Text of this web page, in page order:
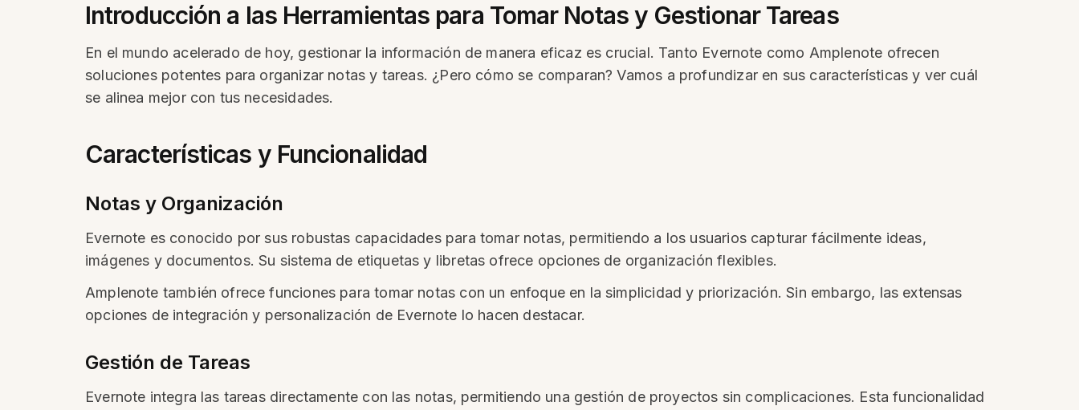
Introducción a las Herramientas para Tomar Notas y Gestionar Tareas
En el mundo acelerado de hoy, gestionar la información de manera eficaz es crucial. Tanto Evernote como Amplenote ofrecen
soluciones potentes para organizar notas y tareas. ¿Pero cómo se comparan? Vamos a profundizar en sus características y ver cuál
se alinea mejor con tus necesidades.
Características y Funcionalidad
Notas y Organización
Evernote es conocido por sus robustas capacidades para tomar notas, permitiendo a los usuarios capturar fácilmente ideas,
imágenes y documentos. Su sistema de etiquetas y libretas ofrece opciones de organización flexibles.
Amplenote también ofrece funciones para tomar notas con un enfoque en la simplicidad y priorización. Sin embargo, las extensas
opciones de integración y personalización de Evernote lo hacen destacar.
Gestión de Tareas
Evernote integra las tareas directamente con las notas, permitiendo una gestión de proyectos sin complicaciones. Esta funcionalidad